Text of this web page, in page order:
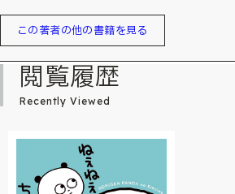
この著者の他の書籍を見る
閲覧履歴
Recently Viewed